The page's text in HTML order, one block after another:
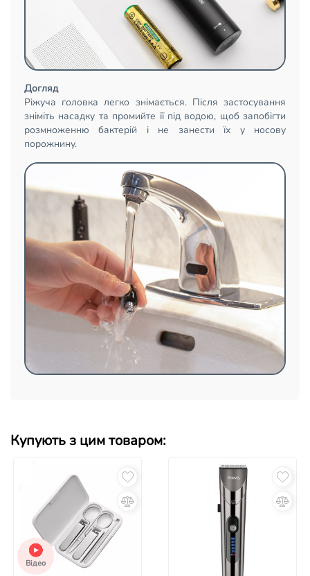
Догляд
Ріжуча головка легко знімається. Після застосування
зніміть насадку та промийте її під водою, щоб запобігти
розмноженню бактерій і не занести їх у носову
порожнину.
Купують з цим товаром:
Відео